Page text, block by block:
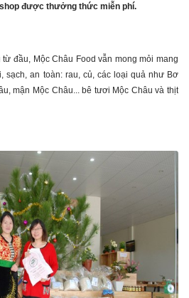
được thưởng thức miễn phí.
đầu, Mộc Châu Food vẫn mong mỏi mang
sạch, an toàn: rau, củ, các loại quả như Bơ
mận Mộc Châu... bê tươi Mộc Châu và thịt